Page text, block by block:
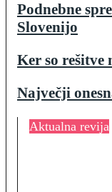
Podnebne
Slovenijo
Ker so rešitve
Največji
Aktualna revija